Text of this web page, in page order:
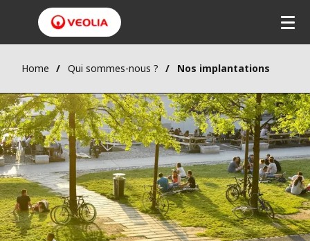
Home Qui sommes-nous ? Nos implantations